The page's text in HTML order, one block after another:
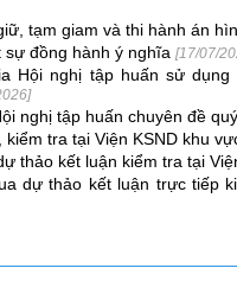
tạm giam và thi hành án
đồng hành ý nghĩa [17/07/
Hội nghị tập huấn sử
nghị tập huấn chuyên đề
kiểm tra tại Viện KSND khu
thảo kết luận kiểm tra tại
dự thảo kết luận trực tiếp